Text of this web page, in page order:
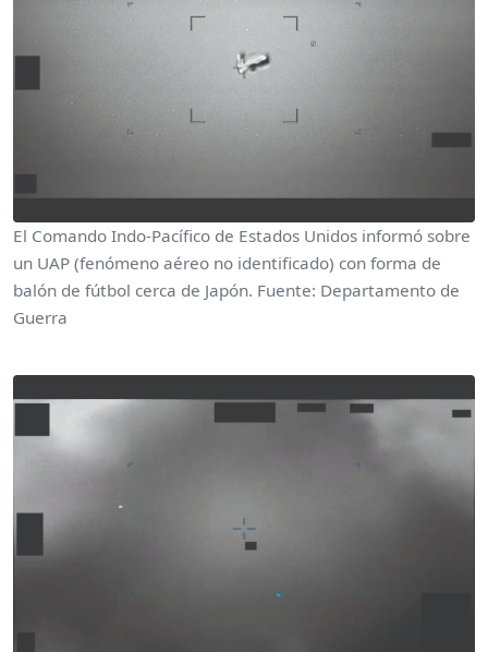
El Comando Indo-Pacífico de Estados Unidos informó sobre
un UAP (fenómeno aéreo no identificado) con forma de
balón de fútbol cerca de Japón. Fuente: Departamento de
Guerra